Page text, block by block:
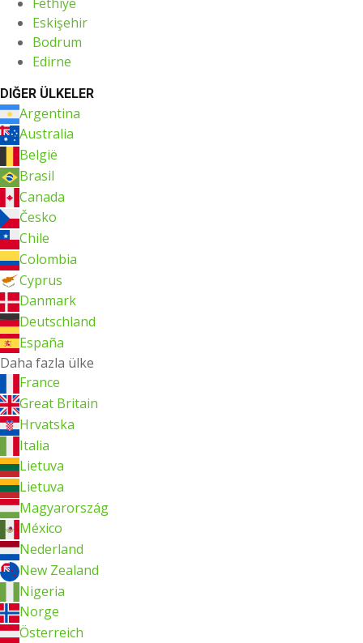
Eskişehir
Bodrum
Edirne
DIĞER ÜLKELER
Argentina
Australia
België
Brasil
Canada
Česko
Chile
Colombia
Cyprus
Danmark
Deutschland
España
Daha fazla ülke
France
Great Britain
Hrvatska
Italia
Lietuva
Lietuva
Magyarország
México
Nederland
New Zealand
Nigeria
Norge
Österreich